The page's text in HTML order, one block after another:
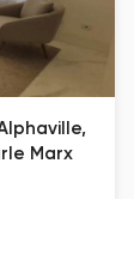
Marx